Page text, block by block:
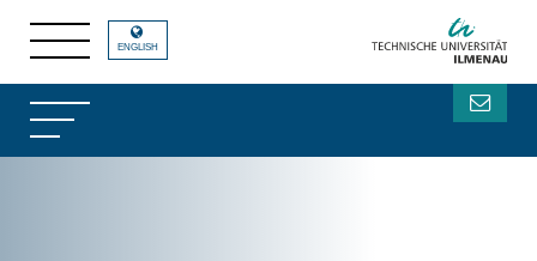
ENGLISH